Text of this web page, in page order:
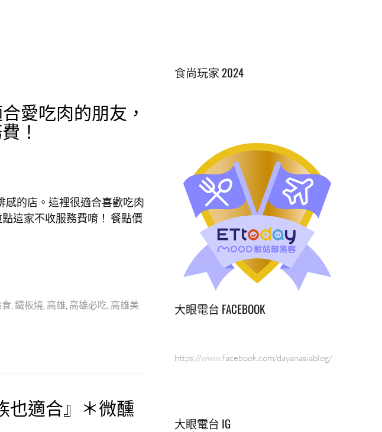
愛吃肉的朋友，
！
感的店。這裡很適合喜歡吃肉
這家不收服務費唷！ 餐點價
鐵板燒 高雄 高雄必吃 高雄美
也適合』＊微醺
食尚玩家 2024
大眼電台 FACEBOOK
https://www.facebook.com/dayanasiablog/
大眼電台 IG